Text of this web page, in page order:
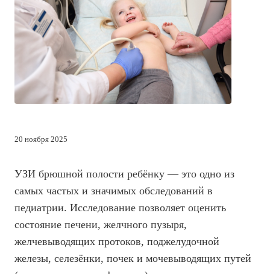
20 ноября 2025
УЗИ брюшной полости ребёнку — это одно из
самых частых и значимых обследований в
педиатрии. Исследование позволяет оценить
состояние печени, желчного пузыря,
желчевыводящих протоков, поджелудочной
железы, селезёнки, почек и мочевыводящих путей